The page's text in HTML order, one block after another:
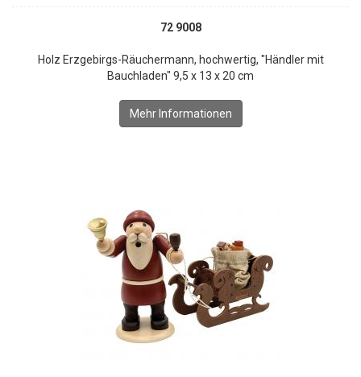
72 9008
Holz Erzgebirgs-Räuchermann, hochwertig, "Händler mit
Bauchladen" 9,5 x 13 x 20 cm
Mehr Informationen